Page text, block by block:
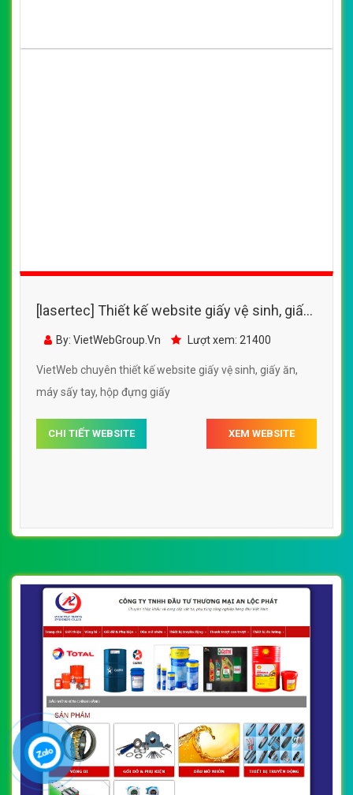
[lasertec] Thiết kế website giấy vệ sinh, giấy
ăn, máy sấy tay, hộp đựng giấy
By: VietWebGroup.Vn Lượt xem: 21400
VietWeb chuyên thiết kế website giấy vệ sinh, giấy ăn,
máy sấy tay, hộp đựng giấy
CHI TIẾT WEBSITE XEM WEBSITE